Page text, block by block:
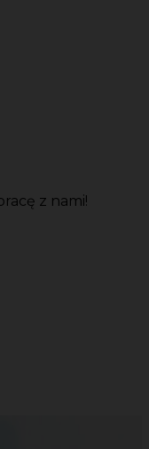
z nami!